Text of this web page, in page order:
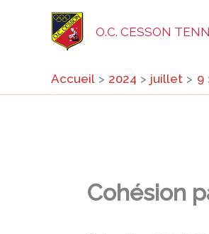
O.C. CESSON
Accueil 2024 juillet 9
Cohésion